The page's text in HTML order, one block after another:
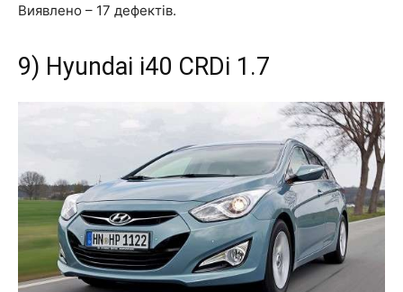
Виявлено – 17 дефектів.
9) Hyundai i40 CRDi 1.7